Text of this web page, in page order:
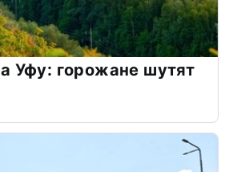
Уфу: горожане шутят